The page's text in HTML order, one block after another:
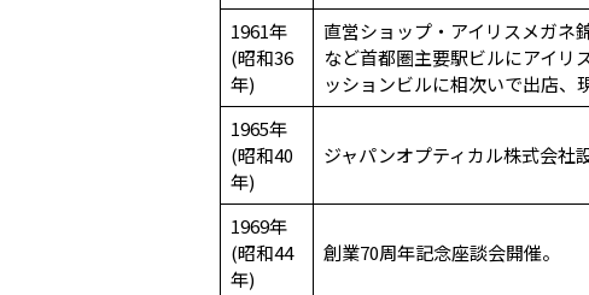
1961年
(昭和36
年)
直営ショップ・アイリスメガネ
など首都圏主要駅ビルにアイリ
ッションビルに相次いで出店、
1965年
(昭和40
年)
ジャパンオプティカル株式会社
1969年
(昭和44
年)
創業70周年記念座談会開催。